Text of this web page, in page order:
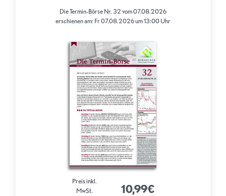
Die Termin-Börse Nr. 32 vom 07.08.2026
erschienen am: Fr 07.08.2026 um 13:00 Uhr
Preis inkl.
MwSt.
10,99€